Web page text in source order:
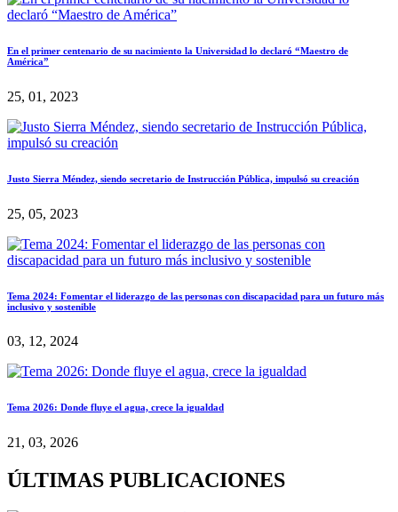
En el primer centenario de su nacimiento la Universidad lo declaró “Maestro de
América”
25, 01, 2023
Justo Sierra Méndez, siendo secretario de Instrucción Pública, impulsó su creación
25, 05, 2023
Tema 2024: Fomentar el liderazgo de las personas con discapacidad para un futuro más
inclusivo y sostenible
03, 12, 2024
Tema 2026: Donde fluye el agua, crece la igualdad
21, 03, 2026
ÚLTIMAS PUBLICACIONES